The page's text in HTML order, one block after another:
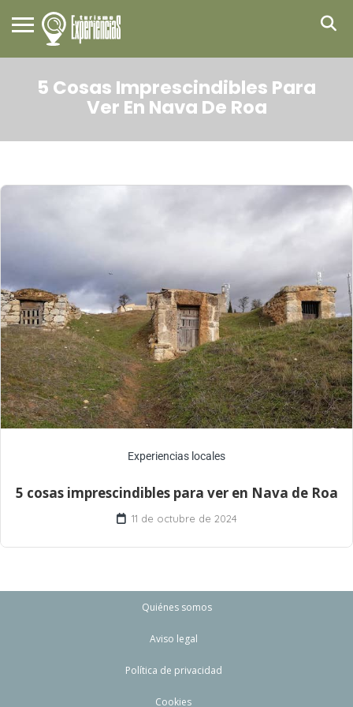
5 Cosas Imprescindibles Para
Ver En Nava De Roa
Experiencias locales
5 cosas imprescindibles para ver en Nava de Roa
11 de octubre de 2024
Quiénes somos
Aviso legal
Política de privacidad
Cookies